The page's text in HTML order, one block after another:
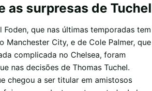
as surpresas de Tuchel
Foden, que nas últimas temporadas tem
Manchester City, e de Cole Palmer, que
complicada no Chelsea, foram
nas decisões de Thomas Tuchel.
chegou a ser titular em amistosos